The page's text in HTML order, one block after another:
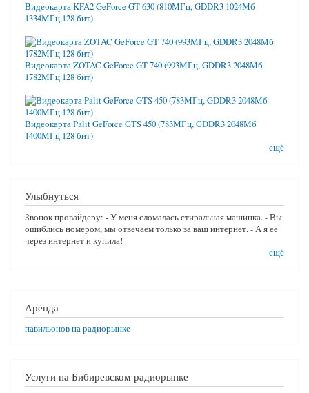
Видеокарта KFA2 GeForce GT 630 (810МГц, GDDR3 1024Мб
1334МГц 128 бит)
Видеокарта ZOTAC GeForce GT 740 (993МГц, GDDR3 2048Мб
1782МГц 128 бит)
Видеокарта Palit GeForce GTS 450 (783МГц, GDDR3 2048Мб
1400МГц 128 бит)
ещё
Улыбнуться
Звонок провайдеру: - У меня сломалась стиральная машинка. - Вы
ошиблись номером, мы отвечаем только за ваш интернет. - А я ее
через интернет и купила!
ещё
Аренда
павильонов на радиорынке
Услуги на Бибиревском радиорынке